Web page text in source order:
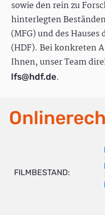
sowie den rein zu
hinterlegten
(MFG) und des
(HDF). Bei konkreten
Ihnen, unser Team
lfs@hdf.de.
FILMBESTAND: